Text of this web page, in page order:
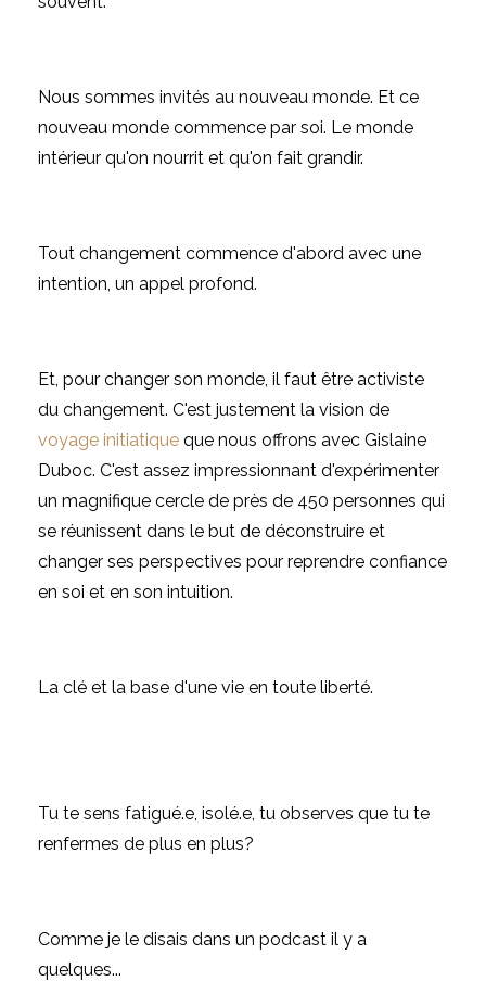
Nous sommes invités au nouveau monde. Et ce
nouveau monde commence par soi. Le monde
intérieur qu'on nourrit et qu'on fait grandir.
Tout changement commence d'abord avec une
intention, un appel profond.
Et, pour changer son monde, il faut être activiste
du changement. C'est justement la vision de
voyage initiatique que nous offrons avec Gislaine
Duboc. C'est assez impressionnant d'expérimenter
un magnifique cercle de près de 450 personnes qui
se réunissent dans le but de déconstruire et
changer ses perspectives pour reprendre confiance
en soi et en son intuition.
La clé et la base d'une vie en toute liberté.
Tu te sens fatigué.e, isolé.e, tu observes que tu te
renfermes de plus en plus?
Comme je le disais dans un podcast il y a
quelques...